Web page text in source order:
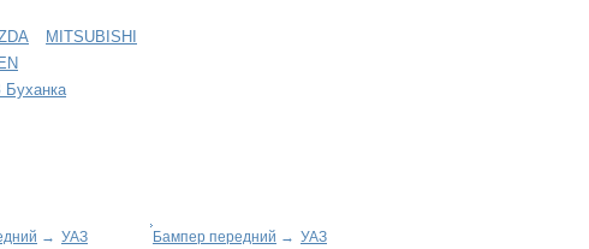
MITSUBISHI
Буханка
→ УАЗ
Бампер передний → УАЗ